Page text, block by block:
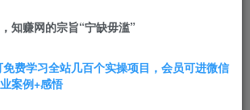
在跑的项目，今天和大家分享一下最近
知赚网的宗旨“宁缺毋滥”
费学习全站几百个实操项目，会员可进微信
案例+感悟